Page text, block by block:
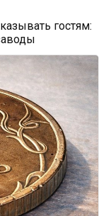
гостям: